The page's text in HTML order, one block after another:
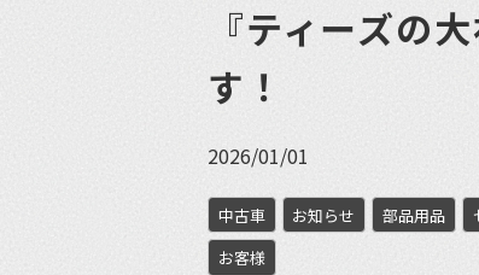
『ティーズの
す！
2026/01/01
中古車 お知らせ 部品用品
お客様